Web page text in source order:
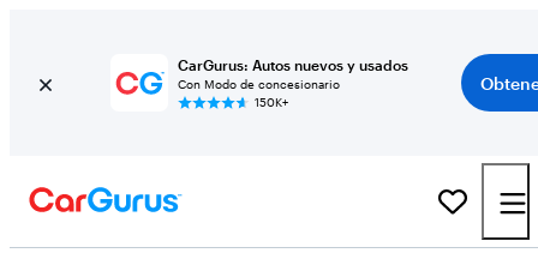
CarGurus: Autos nuevos y usados
Con Modo de concesionario
150K+